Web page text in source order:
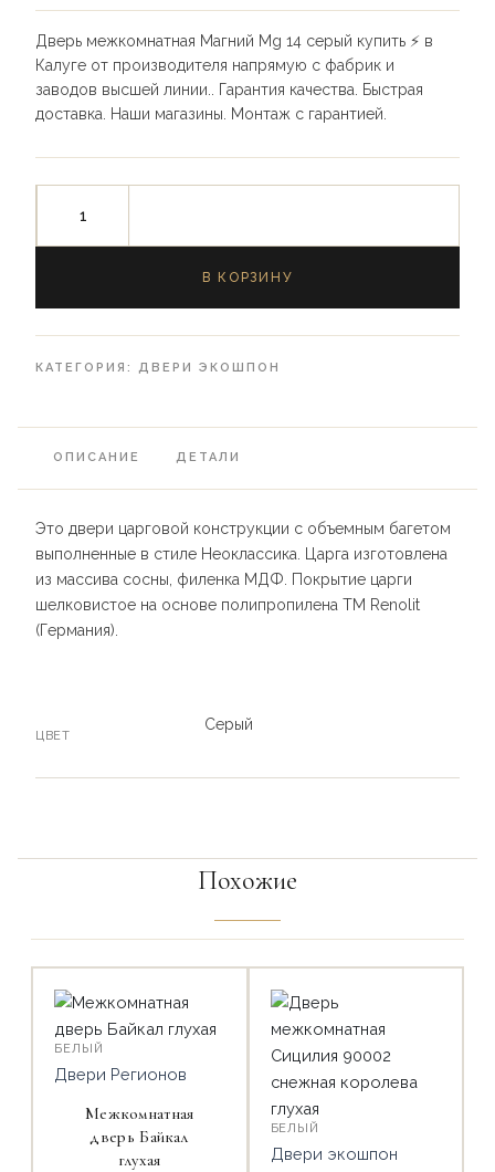
Дверь межкомнатная Магний Mg 14 серый купить ⚡️ в
Калуге от производителя напрямую с фабрик и
заводов высшей линии.. Гарантия качества. Быстрая
доставка. Наши магазины. Монтаж с гарантией.
В КОРЗИНУ
КАТЕГОРИЯ: ДВЕРИ ЭКОШПОН
ОПИСАНИЕ ДЕТАЛИ
Это двери царговой конструкции с объемным багетом
выполненные в стиле Неоклассика. Царга изготовлена
из массива сосны, филенка МДФ. Покрытие царги
шелковистое на основе полипропилена TM Renolit
(Германия).
ЦВЕТ
Серый
Похожие
БЕЛЫЙ
Двери Регионов
Межкомнатная
дверь Байкал
глухая
БЕЛЫЙ
Двери экошпон